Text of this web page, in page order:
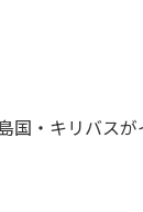
国・キリバスが